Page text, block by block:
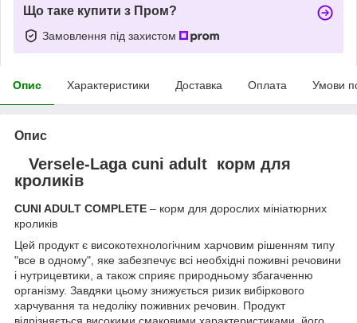
Що таке купити з Пром?
Замовлення під захистом
Опис Характеристики Доставка Оплата Умови
Опис
Versele-Laga cuni adult корм для
кроликів
CUNI ADULT COMPLETE – корм для дорослих мініатюрних
кроликів
Цей продукт є високотехнологічним харчовим рішенням типу
"все в одному", яке забезпечує всі необхідні поживні речовини
і нутрицевтики, а також сприяє природньому збагаченню
організму. Завдяки цьому знижується ризик вибіркового
харчування та недоліку поживних речовин. Продукт